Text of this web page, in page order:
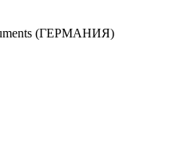
(ГЕРМАНИЯ)